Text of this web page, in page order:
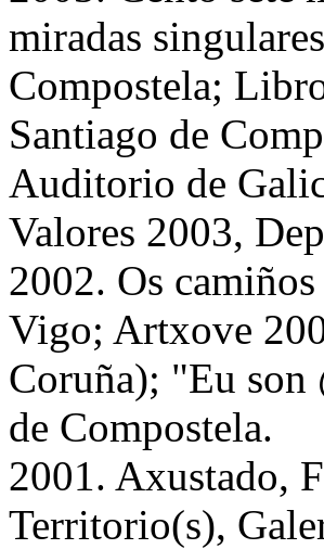
miradas
Compostela;
Santiago de
Auditorio de
Valores 2003,
2002. Os
Vigo; Artxove
Coruña); "Eu son
de Compostela.
2001. Axustado,
Territorio(s),